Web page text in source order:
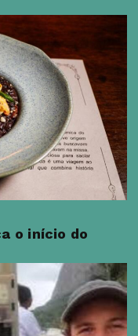
o início do